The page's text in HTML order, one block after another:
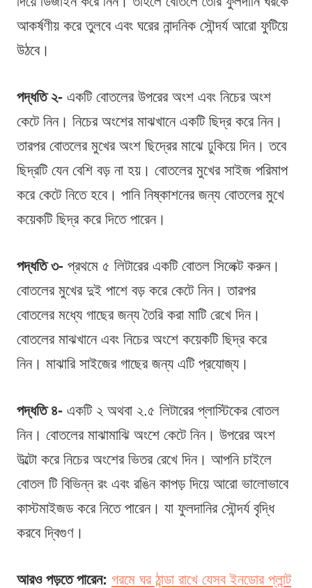
আকর্ষণীয় করে তুলবে এবং ঘরের নান্দনিক সৌন্দর্য আরো ফুটিয়ে
উঠবে।
পদ্ধতি ২- একটি বোতলের উপরের অংশ এবং নিচের অংশ
কেটে নিন। নিচের অংশের মাঝখানে একটি ছিদ্র করে নিন।
তারপর বোতলের মুখের অংশ ছিদ্রের মাঝে ঢুকিয়ে দিন। তবে
ছিদ্রটি যেন বেশি বড় না হয়। বোতলের মুখের সাইজ পরিমাপ
করে কেটে নিতে হবে। পানি নিষ্কাশনের জন্য বোতলের মুখে
কয়েকটি ছিদ্র করে দিতে পারেন।
পদ্ধতি ৩- প্রথমে ৫ লিটারের একটি বোতল সিলেক্ট করুন।
বোতলের মুখের দুই পাশে বড় করে কেটে নিন। তারপর
বোতলের মধ্যে গাছের জন্য তৈরি করা মাটি রেখে দিন।
বোতলের মাঝখানে এবং নিচের অংশে কয়েকটি ছিদ্র করে
নিন। মাঝারি সাইজের গাছের জন্য এটি প্রযোজ্য।
পদ্ধতি ৪- একটি ২ অথবা ২.৫ লিটারের প্লাস্টিকের বোতল
নিন। বোতলের মাঝামাঝি অংশে কেটে নিন। উপরের অংশ
উল্টো করে নিচের অংশের ভিতর রেখে দিন। আপনি চাইলে
বোতল টি বিভিন্ন রং এবং রঙিন কাপড় দিয়ে আরো ভালোভাবে
কাস্টমাইজড করে নিতে পারেন। যা ফুলদানির সৌন্দর্য বৃদ্ধি
করবে দ্বিগুণ।
আরও পড়তে পারেন: গরমে ঘর ঠান্ডা রাখে যেসব ইনডোর প্লান্ট